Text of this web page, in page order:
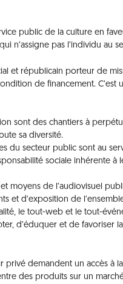
public de la culture en
n’assigne pas l’individu au
et républicain porteur de
de financement. C’est
sont des chantiers à
sa diversité.
du secteur public sont au
sociale inhérente à
moyens de l’audiovisuel
et d’exposition de
le tout-web et le tout-
d’éduquer et de favoriser
privé demandent un accès à
des produits sur un